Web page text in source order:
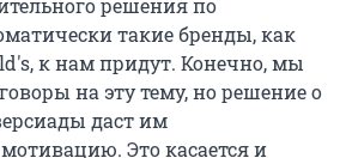
такие бренды, как
к нам придут. Конечно, мы
на эту тему, но решение о
даст им
Это касается и